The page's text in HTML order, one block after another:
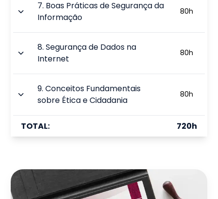
7. Boas Práticas de Segurança da
Informação
80h
8.Segurança de Dados na
Internet
80h
9.Conceitos Fundamentais
sobre Ética e Cidadania
80h
TOTAL: 720h